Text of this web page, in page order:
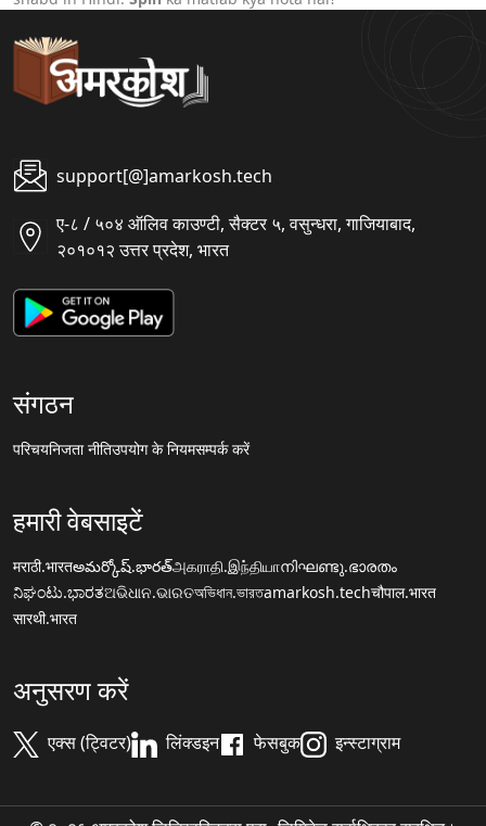
support[@]amarkosh.tech
ए-८ / ५०४ ऑलिव काउण्टी, सैक्टर ५, वसुन्धरा, गाजियाबाद,
२०१०१२ उत्तर प्रदेश, भारत
संगठन
परिचयनिजता नीतिउपयोग के नियमसम्पर्क करें
हमारी वेबसाइटें
मराठी.भारतఅమర్కోష్.భారత్அகராதி.இந்தியாനിഘണ്ടു.ഭാരതം
ನಿಘಂಟು.ಭಾರತଅଭିଧାନ.ଭାରତঅভিধান.ভারতamarkosh.techचौपाल.भारत
सारथी.भारत
अनुसरण करें
एक्स (ट्विटर) लिंक्डइन फेसबुक इन्स्टाग्राम